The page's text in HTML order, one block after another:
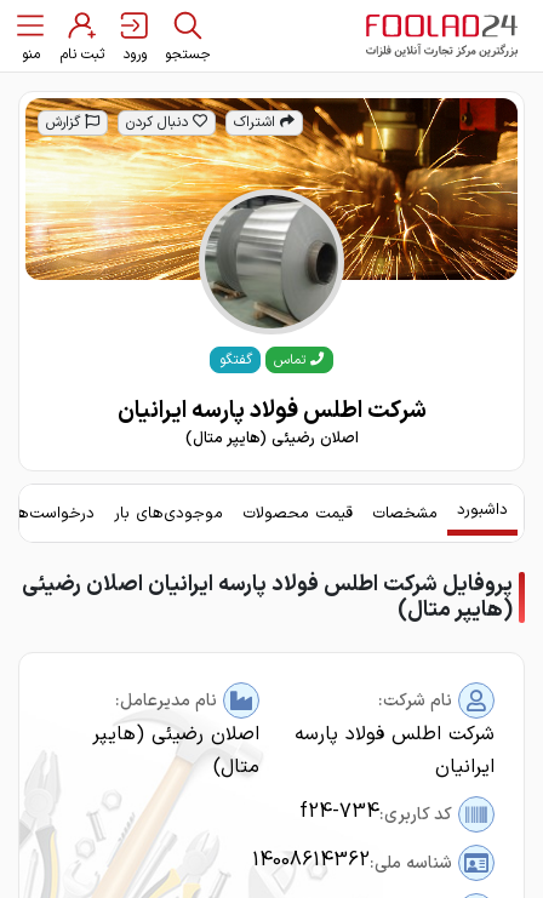
جستجو ورود ثبت نام منو
اشتراک دنبال کردن گزارش
تماس گفتگو
شرکت اطلس فولاد پارسه ایرانیان
اصلان رضیئی (هایپر متال)
داشبورد مشخصات قیمت محصولات موجودی‌های بار
پروفایل شرکت اطلس فولاد پارسه ایرانیان اصلان رضیئی
(هایپر متال)
نام شرکت:
شرکت اطلس فولاد پارسه
ایرانیان
نام مدیرعامل:
اصلان رضیئی (هایپر
متال)
کد کاربری:f24-734
شناسه ملی:14008614362